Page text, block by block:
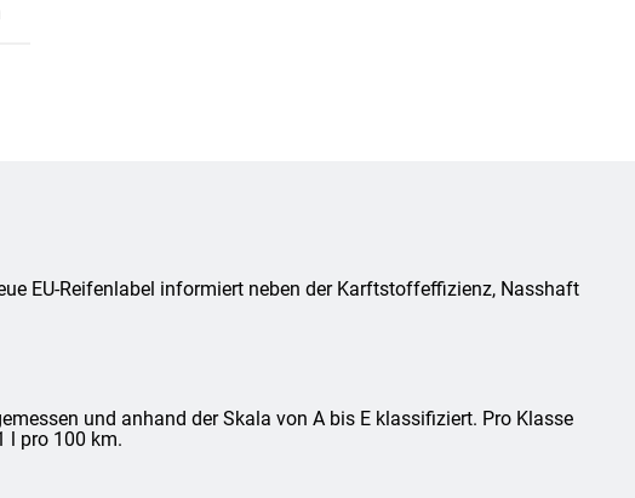
EU-Reifenlabel informiert neben der Karftstoffeffizienz, Nasshaft
und anhand der Skala von A bis E klassifiziert. Pro Klasse
l pro 100 km.